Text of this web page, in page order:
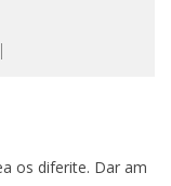
os diferite. Dar am